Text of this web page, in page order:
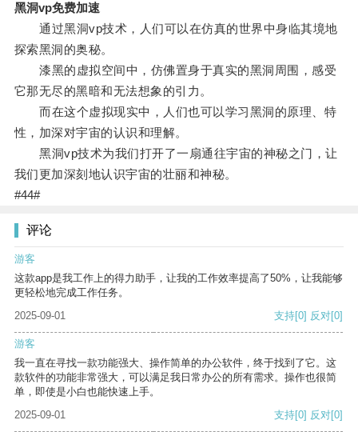
黑洞vp免费加速
通过黑洞vp技术，人们可以在仿真的世界中身临其境地
探索黑洞的奥秘。
漆黑的虚拟空间中，仿佛置身于真实的黑洞周围，感受
它那无尽的黑暗和无法想象的引力。
而在这个虚拟现实中，人们也可以学习黑洞的原理、特
性，加深对宇宙的认识和理解。
黑洞vp技术为我们打开了一扇通往宇宙的神秘之门，让
我们更加深刻地认识宇宙的壮丽和神秘。
#44#
评论
游客
这款app是我工作上的得力助手，让我的工作效率提高了50%，让我能够
更轻松地完成工作任务。
2025-09-01
支持[0] 反对[0]
游客
我一直在寻找一款功能强大、操作简单的办公软件，终于找到了它。这
款软件的功能非常强大，可以满足我日常办公的所有需求。操作也很简
单，即使是小白也能快速上手。
2025-09-01
支持[0] 反对[0]